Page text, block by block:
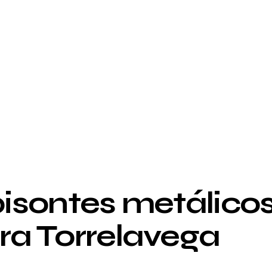
Torrelavega
a tamaño real, que próximamente cobrarán vida en